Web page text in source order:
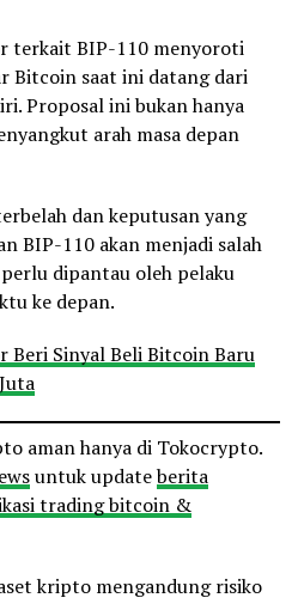
terkait BIP-110 menyoroti
Bitcoin saat ini datang dari
Proposal ini bukan hanya
arah masa depan
dan keputusan yang
BIP-110 akan menjadi salah
dipantau oleh pelaku
ke depan.
Beri Sinyal Beli Bitcoin Baru
aman hanya di Tokocrypto.
untuk updateberita
trading bitcoin &
kripto mengandung risiko